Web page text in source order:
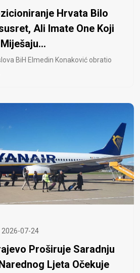
Hrvata Bilo
Ali Imate One Koji
BiH Elmedin Konaković obratio
2026-07-24
Proširuje Saradnju
Ljeta Očekuje